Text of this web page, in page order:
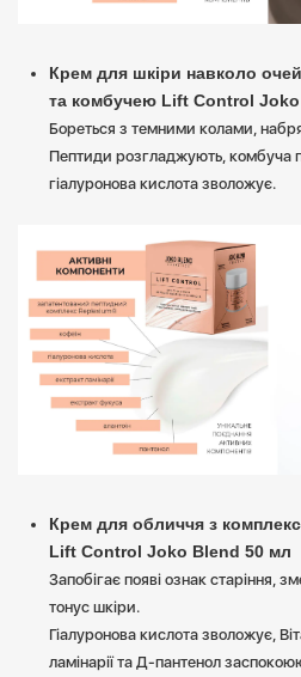
Крем для шкіри навколо
та комбучею Lift Control
Бореться з темними колами,
Пептиди розгладжують, комбуча
гіалуронова кислота зволожує.
Крем для обличчя з
Lift Control Joko Blend 50 мл
Запобігає появі ознак старіння,
тонус шкіри.
Гіалуронова кислота зволожує,
ламінарії та Д-пантенол